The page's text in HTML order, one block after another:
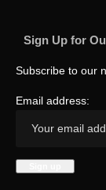
Sign Up for
Subscribe to our
Email address: